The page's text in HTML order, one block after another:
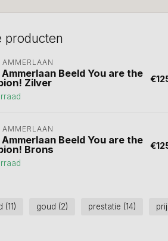
producten
AMMERLAAN
Beeld You are the
Zilver
AMMERLAAN
Beeld You are the
Brons
(11) goud (2) prestatie (14)